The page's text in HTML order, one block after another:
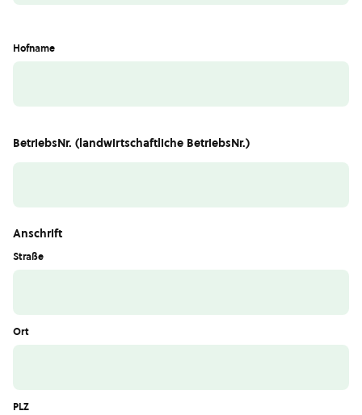
Hofname
BetriebsNr. (landwirtschaftliche BetriebsNr.)
Anschrift
Straße
Ort
PLZ